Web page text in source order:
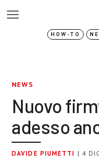
HOW-TO
NEWS
Nuovo
adesso
DAVIDE PIUMETTI | 4